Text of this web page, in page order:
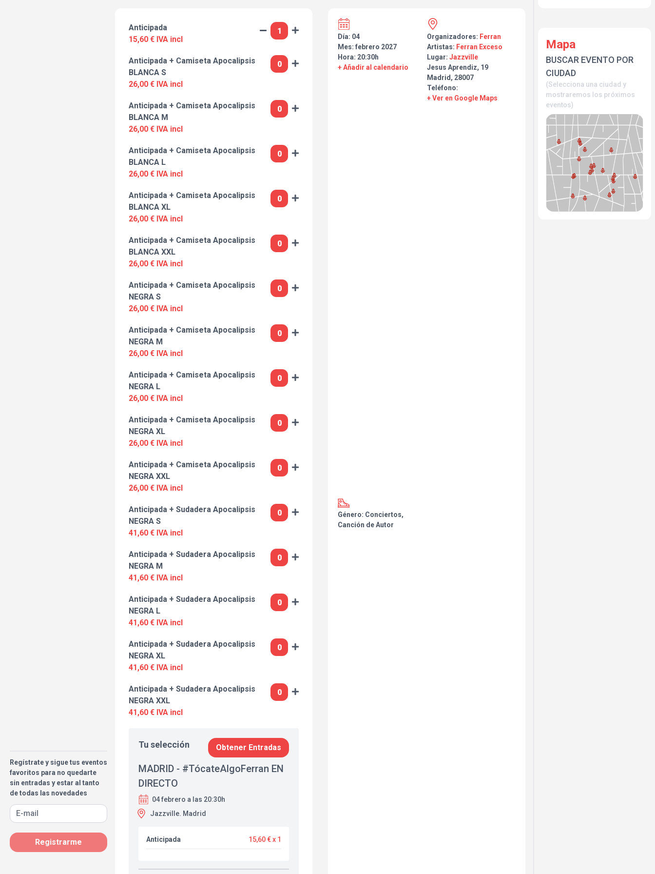
Regístrate y sigue tus eventos
favoritos para no quedarte
sin entradas y estar al tanto
de todas las novedades
Registrarme
Anticipada
15,60 € IVA incl
Anticipada + Camiseta Apocalipsis
BLANCA S
26,00 € IVA incl
Anticipada + Camiseta Apocalipsis
BLANCA M
26,00 € IVA incl
Anticipada + Camiseta Apocalipsis
BLANCA L
26,00 € IVA incl
Anticipada + Camiseta Apocalipsis
BLANCA XL
26,00 € IVA incl
Anticipada + Camiseta Apocalipsis
BLANCA XXL
26,00 € IVA incl
Anticipada + Camiseta Apocalipsis
NEGRA S
26,00 € IVA incl
Anticipada + Camiseta Apocalipsis
NEGRA M
26,00 € IVA incl
Anticipada + Camiseta Apocalipsis
NEGRA L
26,00 € IVA incl
Anticipada + Camiseta Apocalipsis
NEGRA XL
26,00 € IVA incl
Anticipada + Camiseta Apocalipsis
NEGRA XXL
26,00 € IVA incl
Anticipada + Sudadera Apocalipsis
NEGRA S
41,60 € IVA incl
Anticipada + Sudadera Apocalipsis
NEGRA M
41,60 € IVA incl
Anticipada + Sudadera Apocalipsis
NEGRA L
41,60 € IVA incl
Anticipada + Sudadera Apocalipsis
NEGRA XL
41,60 € IVA incl
Anticipada + Sudadera Apocalipsis
NEGRA XXL
41,60 € IVA incl
Tu selección Obtener Entradas
MADRID - #TócateAlgoFerran EN
DIRECTO
04 febrero a las 20:30h
Jazzville. Madrid
Anticipada 15,60 € x 1
Día: 04
Mes: febrero 2027
Hora: 20:30h
+ Añadir al calendario
Organizadores: Ferran
Artistas: Ferran Exceso
Lugar: Jazzville
Jesus Aprendiz, 19
Madrid, 28007
Teléfono:
+ Ver en Google Maps
Género: Conciertos,
Canción de Autor
Mapa
BUSCAR EVENTO POR
CIUDAD
(Selecciona una ciudad y
mostraremos los próximos
eventos)